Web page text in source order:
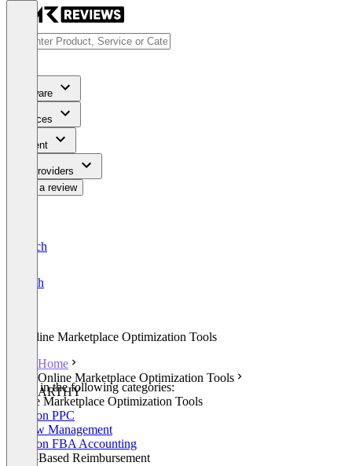
Software
Services
Content
For Providers
Write a review
Deutsch
English
Online Marketplace Optimization Tools
Home
Online Marketplace Optimization Tools
ARTHY
Listed in the following categories:
Online Marketplace Optimization Tools
Amazon PPC
Review Management
Amazon FBA Accounting
Value-Based Reimbursement